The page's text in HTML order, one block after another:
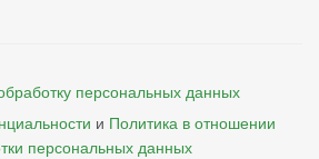
персональных данных
и Политика в отношении
персональных данных